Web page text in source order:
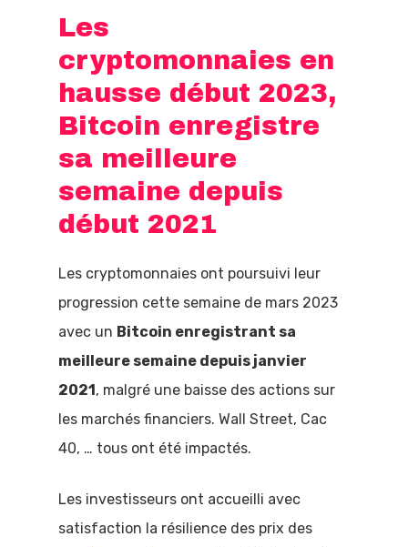
Les
cryptomonnaies en
hausse début 2023,
Bitcoin enregistre
sa meilleure
semaine depuis
début 2021
Les cryptomonnaies ont poursuivi leur
progression cette semaine de mars 2023
avec un Bitcoin enregistrant sa
meilleure semaine depuis janvier
2021, malgré une baisse des actions sur
les marchés financiers. Wall Street, Cac
40, … tous ont été impactés.
Les investisseurs ont accueilli avec
satisfaction la résilience des prix des